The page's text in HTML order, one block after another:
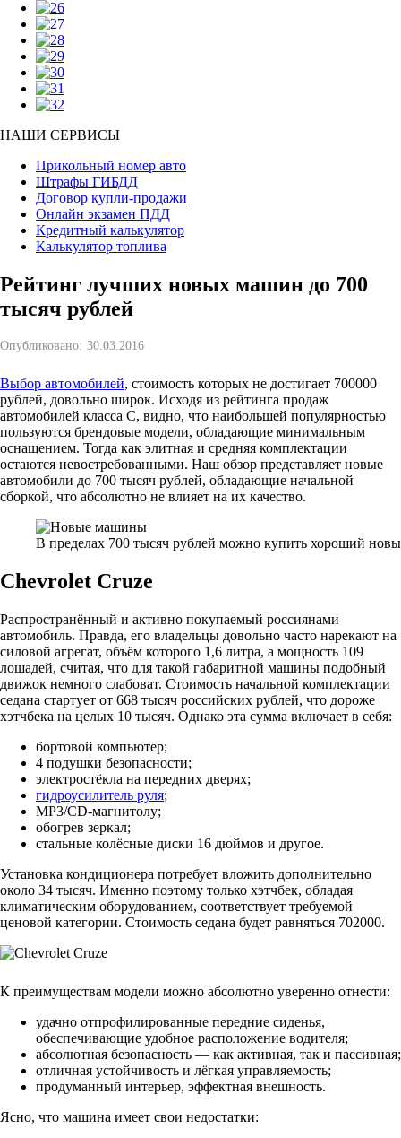
НАШИ СЕРВИСЫ
Прикольный номер авто
Штрафы ГИБДД
Договор купли-продажи
Онлайн экзамен ПДД
Кредитный калькулятор
Калькулятор топлива
Рейтинг лучших новых машин до 700
тысяч рублей
Опубликовано: 30.03.2016
Выбор автомобилей, стоимость которых не достигает 700000
рублей, довольно широк. Исходя из рейтинга продаж
автомобилей класса C, видно, что наибольшей популярностью
пользуются брендовые модели, обладающие минимальным
оснащением. Тогда как элитная и средняя комплектации
остаются невостребованными. Наш обзор представляет новые
автомобили до 700 тысяч рублей, обладающие начальной
сборкой, что абсолютно не влияет на их качество.
В пределах 700 тысяч рублей можно купить хороший
Chevrolet Cruze
Распространённый и активно покупаемый россиянами
автомобиль. Правда, его владельцы довольно часто нарекают на
силовой агрегат, объём которого 1,6 литра, а мощность 109
лошадей, считая, что для такой габаритной машины подобный
движок немного слабоват. Стоимость начальной комплектации
седана стартует от 668 тысяч российских рублей, что дороже
хэтчбека на целых 10 тысяч. Однако эта сумма включает в себя:
бортовой компьютер;
4 подушки безопасности;
электростёкла на передних дверях;
гидроусилитель руля;
MP3/CD-магнитолу;
обогрев зеркал;
стальные колёсные диски 16 дюймов и другое.
Установка кондиционера потребует вложить дополнительно
около 34 тысяч. Именно поэтому только хэтчбек, обладая
климатическим оборудованием, соответствует требуемой
ценовой категории. Стоимость седана будет равняться 702000.
К преимуществам модели можно абсолютно уверенно отнести:
удачно отпрофилированные передние сиденья,
обеспечивающие удобное расположение водителя;
абсолютная безопасность — как активная, так и пассивная;
отличная устойчивость и лёгкая управляемость;
продуманный интерьер, эффектная внешность.
Ясно, что машина имеет свои недостатки: